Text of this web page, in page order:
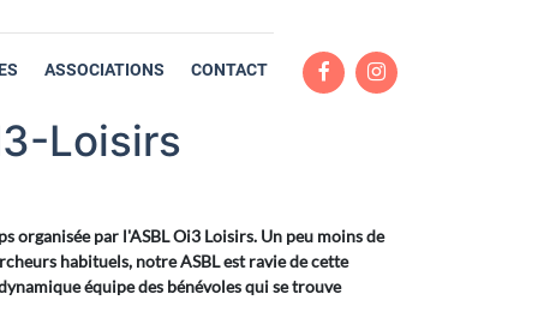
ASSOCIATIONS CONTACT
Loisirs
organisée par l'ASBL Oi3 Loisirs. Un peu moins de
habituels, notre ASBL est ravie de cette
équipe des bénévoles qui se trouve